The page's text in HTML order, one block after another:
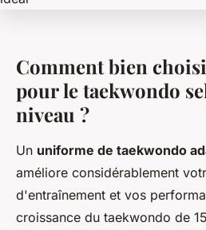
Comment bien
pour le taekwondo
niveau ?
Un uniforme de taekwondo
améliore considérablement
d'entraînement et vos
croissance du taekwondo de